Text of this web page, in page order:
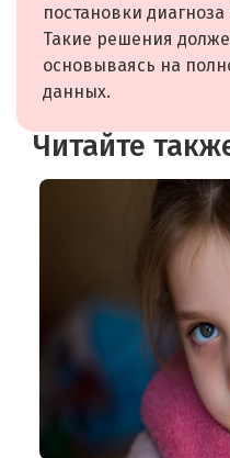
постановки
Такие решения
основываясь на
данных.
Читайте